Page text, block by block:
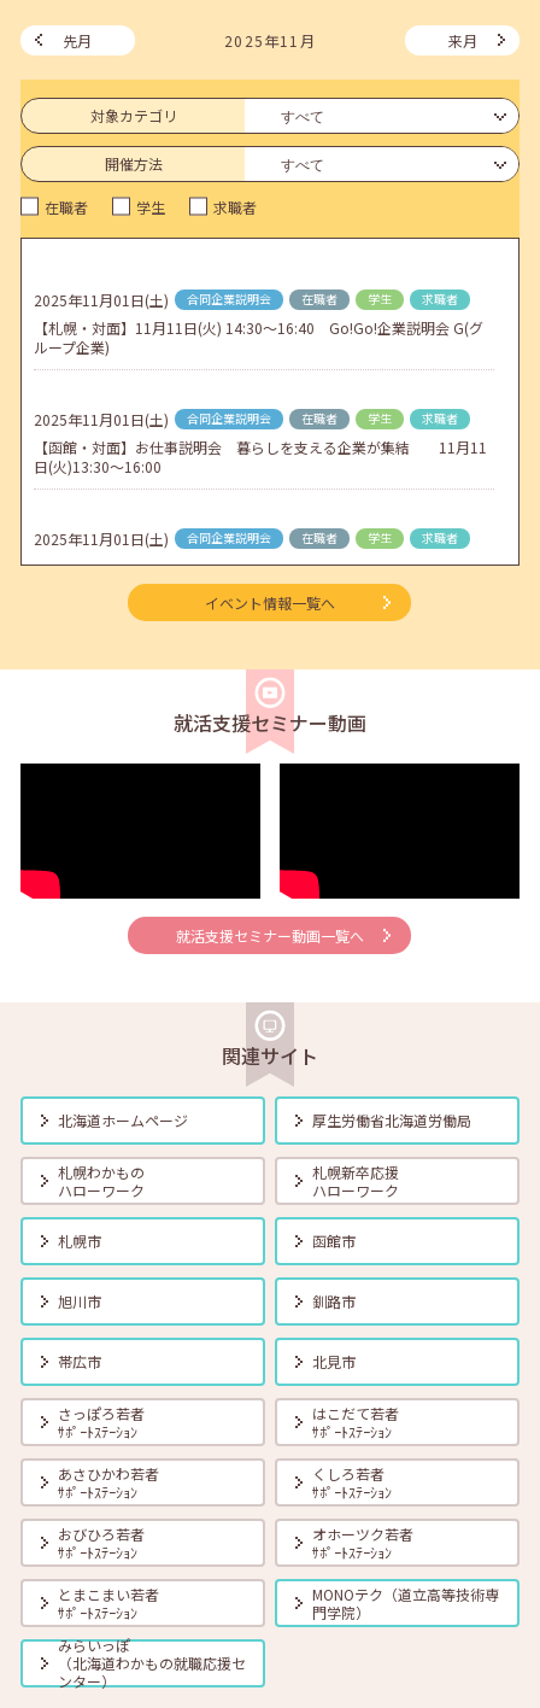
メールカウンセリング、就職決定報告フォーム復旧いたしました。
2026年05月25日(月) jobcafeからのお知らせ
6月のセミナー情報を公開いたしました。
2026年05月01日(金) jobcafeからのお知らせ
連休前後（ゴールデンウィーク）のメールキャリア・アドバイス対応
についてのお知らせ
2026年04月02日(木) jobcafeからのお知らせ
ゴールデンウィーク期間中のご利用について
先月 2025年11月 来月
対象カテゴリ
開催方法
在職者 学生 求職者
2025年11月01日(土) 合同企業説明会 在職者 学生 求職者
【札幌・対面】11月11日(火) 14:30～16:40 Go!Go!企業説明会 G(グ
ループ企業)
2025年11月01日(土) 合同企業説明会 在職者 学生 求職者
【函館・対面】お仕事説明会 暮らしを支える企業が集結 11月11
日(火)13:30～16:00
2025年11月01日(土) 合同企業説明会 在職者 学生 求職者
【函館・対面】企業交流会 企業と出会うフリートークイベント 11
月20日(木)13:30～16:00
【札幌・対面】11月21日(金) 14:00～16:30 Go!Go!企業説明会
学生
【帯広・対面】11月10日（月）就勝塾 手書き履歴書で好感度アップ～
きれいな字を書く法則～ 11:00～11:40
【北見・対面】11月11日（火）就勝塾 再確認！大人の面接マナー
2025年11月01日(土) セミナー 在職者 学生 求職者
【函館・対面】11月12日（水）就勝塾 うまく伝えたい！自分の気持ち
～よりよい人間関係のために～ 13:30～14:30
2025年11月01日(土) セミナー 在職者 学生 求職者
【釧路・対面】11月12日（水）就勝塾 自己分析 13:30~14:30
学生
【オンライン】11月14日（金）いまさら聞けない！ビジネスマナー
14:00～14:30
2025年11月01日(土) 学生 求職者
【帯広・対面】11月17日（月）就勝塾 自己分析 ～自分を知って就職活
動～ 14:00～14:40
2025年11月01日(土) 在職者 学生 求職者
【オンライン】11月18日（火）本番であわてない！面接対策 14:00～
14:30
2025年11月01日(土) セミナー
イベント情報一覧へ
就活支援セミナー動画
就活支援セミナー動画一覧へ
関連サイト
北海道ホームページ 厚生労働省北海道労働局
札幌わかもの
ハローワーク
札幌新卒応援
ハローワーク
札幌市 函館市
旭川市 釧路市
帯広市 北見市
さっぽろ若者
ｻﾎﾟｰﾄｽﾃｰｼｮﾝ
はこだて若者
ｻﾎﾟｰﾄｽﾃｰｼｮﾝ
あさひかわ若者
ｻﾎﾟｰﾄｽﾃｰｼｮﾝ
くしろ若者
ｻﾎﾟｰﾄｽﾃｰｼｮﾝ
おびひろ若者
ｻﾎﾟｰﾄｽﾃｰｼｮﾝ
オホーツク若者
ｻﾎﾟｰﾄｽﾃｰｼｮﾝ
とまこまい若者
ｻﾎﾟｰﾄｽﾃｰｼｮﾝ
MONOテク（道立高等技術専
門学院）
みらいっぽ
（北海道わかもの就職応援セ
ンター）